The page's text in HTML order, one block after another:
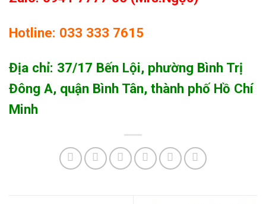
Hotline: 033 333 7615
Địa chỉ: 37/17 Bến Lội, phường Bình Trị
Đông A, quận Bình Tân, thành phố Hồ Chí
Minh